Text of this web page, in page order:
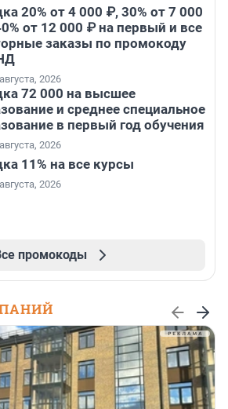
20% от 4 000 ₽, 30% от 7 000
от 12 000 ₽ на первый и все
заказы по промокоду
2026
72 000 на высшее
и среднее специальное
в первый год обучения
2026
11% на все курсы
2026
промокоды